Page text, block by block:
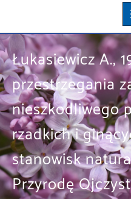
Łukasiewicz A.,
przestrzegania
nieszkodliwego
rzadkich i
stanowisk
Przyrodę